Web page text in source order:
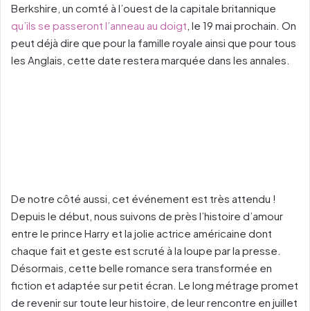
Berkshire, un comté à l’ouest de la capitale britannique
qu’ils se passeront l’anneau au doigt , le 19 mai prochain. On
peut déjà dire que pour la famille royale ainsi que pour tous
les Anglais, cette date restera marquée dans les annales.
De notre côté aussi, cet événement est très attendu !
Depuis le début, nous suivons de près l’histoire d’amour
entre le prince Harry et la jolie actrice américaine dont
chaque fait et geste est scruté à la loupe par la presse.
Désormais, cette belle romance sera transformée en
fiction et adaptée sur petit écran. Le long métrage promet
de revenir sur toute leur histoire, de leur rencontre en juillet